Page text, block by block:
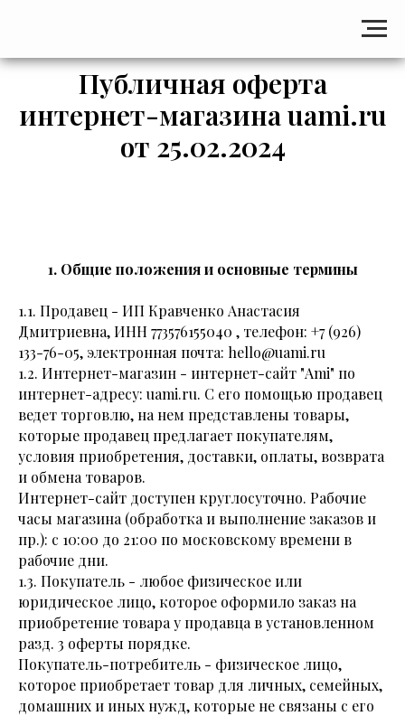
Публичная оферта
интернет-магазина uami.ru
от 25.02.2024
1. Общие положения и основные термины
1.1. Продавец - ИП Кравченко Анастасия
Дмитриевна, ИНН 773576155040 , телефон: +7 (926)
133-76-05, электронная почта: hello@uami.ru
1.2. Интернет-магазин - интернет-сайт "Ami" по
интернет-адресу: uami.ru. С его помощью продавец
ведет торговлю, на нем представлены товары,
которые продавец предлагает покупателям,
условия приобретения, доставки, оплаты, возврата
и обмена товаров.
Интернет-сайт доступен круглосуточно. Рабочие
часы магазина (обработка и выполнение заказов и
пр.): с 10:00 до 21:00 по московскому времени в
рабочие дни.
1.3. Покупатель - любое физическое или
юридическое лицо, которое оформило заказ на
приобретение товара у продавца в установленном
разд. 3 оферты порядке.
Покупатель-потребитель - физическое лицо,
которое приобретает товар для личных, семейных,
домашних и иных нужд, которые не связаны с его